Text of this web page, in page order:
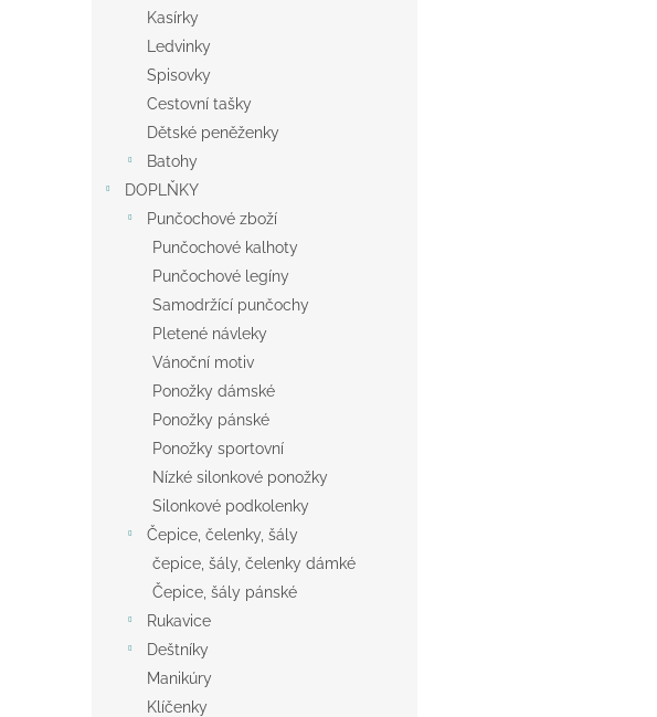
Kasírky
Ledvinky
Spisovky
Cestovní tašky
Dětské peněženky
Batohy
DOPLŇKY
Punčochové zboží
Punčochové kalhoty
Punčochové legíny
Samodržící punčochy
Pletené návleky
Vánoční motiv
Ponožky dámské
Ponožky pánské
Ponožky sportovní
Nízké silonkové ponožky
Silonkové podkolenky
Čepice, čelenky, šály
čepice, šály, čelenky dámké
Čepice, šály pánské
Rukavice
Deštníky
Manikúry
Klíčenky